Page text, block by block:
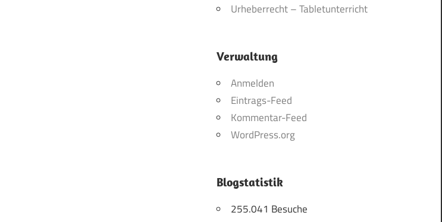
Urheberrecht – Tabletunterricht
Verwaltung
Anmelden
Eintrags-Feed
Kommentar-Feed
WordPress.org
Blogstatistik
255.041 Besuche